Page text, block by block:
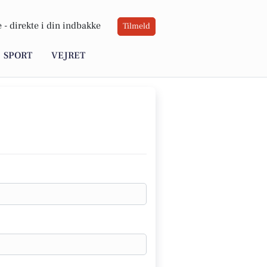
- direkte i din indbakke Tilmeld
SPORT VEJRET